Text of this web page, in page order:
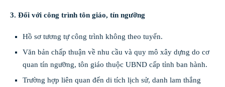
3. Đối với công trình tôn giáo, tín ngưỡng
Hồ sơ tương tự công trình không theo tuyến.
Văn bản chấp thuận về nhu cầu và quy mô xây dựng do cơ
quan tín ngưỡng, tôn giáo thuộc UBND cấp tỉnh ban hành.
Trường hợp liên quan đến di tích lịch sử, danh lam thắng